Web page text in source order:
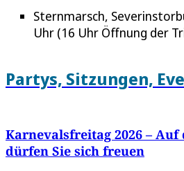
Sternmarsch,
Uhr (16 Uhr Öffnung der
Partys, Sitzungen,
Karnevalsfreitag 2026 – Auf
dürfen Sie sich freuen